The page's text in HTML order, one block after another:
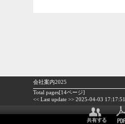
会社案内2025
Total pages[14ページ]
<< Last update >> 2025-04-03 17:17:51